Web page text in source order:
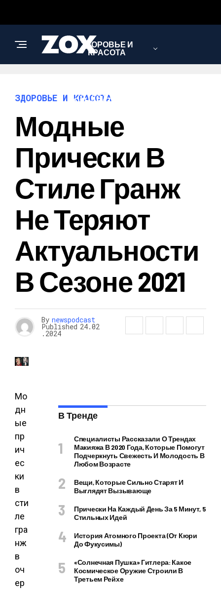
ЗДОРОВЬЕ И
КРАСОТА
ИНТЕРЕСНОЕ И
ПОЗНАВАТЕЛЬНОЕ
ЗДОРОВЬЕ И КРАСОТА
Модные
Прически В
Стиле Гранж
Не Теряют
Актуальности
В Сезоне 2021
By newspodcast
Published 24.02
.2024
Мо
дн
ые
пр
ич
ес
ки
в
сти
ле
гра
нж
в
оч
ер
В Тренде
Специалисты Рассказали О Трендах
Макияжа В 2020 Года, Которые Помогут
Подчеркнуть Свежесть И Молодость В
Любом Возрасте
Вещи, Которые Сильно Старят И
Выглядят Вызывающе
Прически На Каждый День За 5 Минут, 5
Стильных Идей
История Атомного Проекта (от Кюри
До Фукусимы)
«Солнечная Пушка» Гитлера: Какое
Космическое Оружие Строили В
Третьем Рейхе